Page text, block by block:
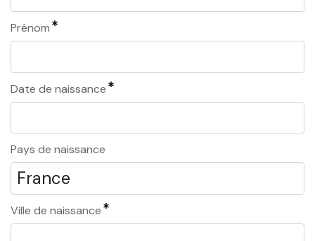
Prénom
Date de naissance
Pays de naissance
Ville de naissance